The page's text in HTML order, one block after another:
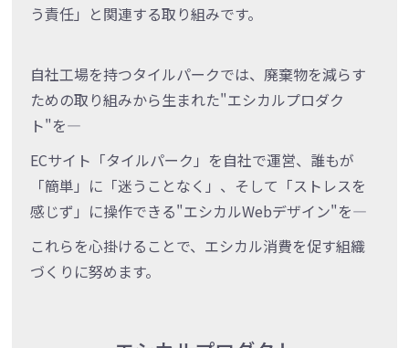
う責任」と関連する取り組みです。
自社工場を持つタイルパークでは、廃棄物を減らす
ための取り組みから生まれた"エシカルプロダク
ト"を―
ECサイト「タイルパーク」を自社で運営、誰もが
「簡単」に「迷うことなく」、そして「ストレスを
感じず」に操作できる"エシカルWebデザイン"を―
これらを心掛けることで、エシカル消費を促す組織
づくりに努めます。